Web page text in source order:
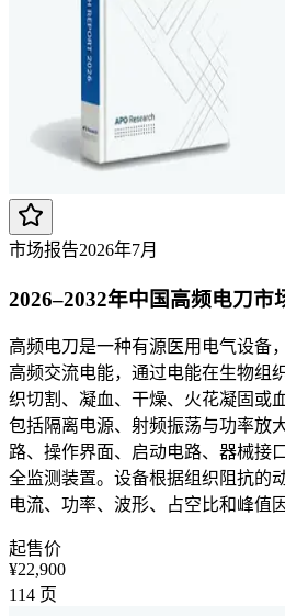
市场报告2026年7月
2026–2032年中国高频电刀市
高频电刀是一种有源医用电气设备
高频交流电能，通过电能在生物组
织切割、凝血、干燥、火花凝固或
包括隔离电源、射频振荡与功率放
路、操作界面、启动电路、器械接
全监测装置。设备根据组织阻抗的
电流、功率、波形、占空比和峰值
起售价
¥22,900
114 页